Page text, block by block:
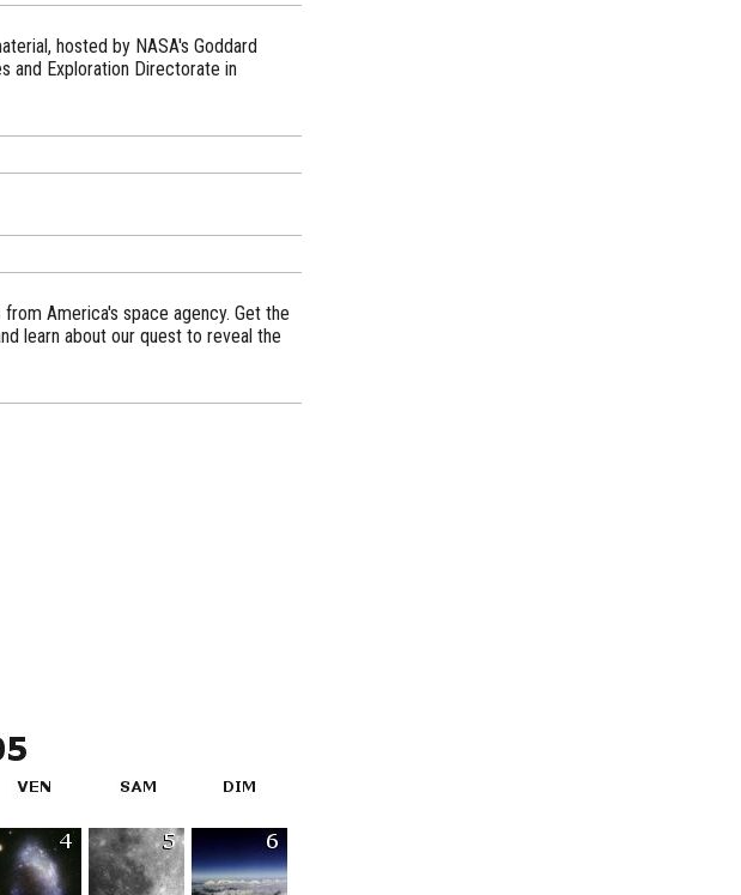
hosted by NASA's Goddard
and Exploration Directorate in
America's space agency. Get the
learn about our quest to reveal the